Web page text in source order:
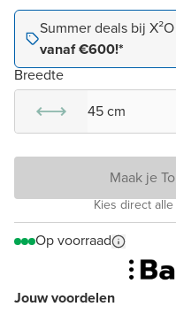
Jouw voordelen
Summer deals bij
vanaf €600!*
Breedte
45 cm
Maak je
Kies direct
Op voorraad